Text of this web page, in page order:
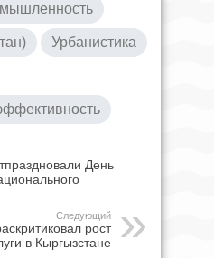
Урбанистика
День
Следующий
рост
в Кыргызстане